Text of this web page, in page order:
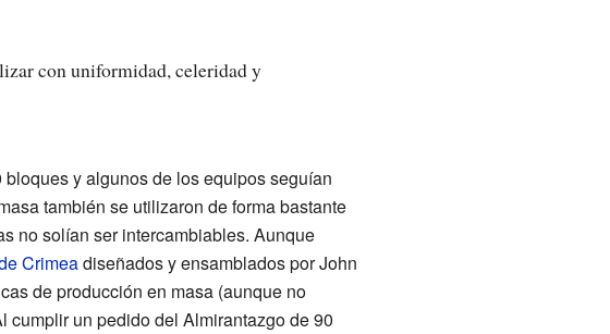
con uniformidad, celeridad y
y algunos de los equipos seguían
también se utilizaron de forma bastante
no solían ser intercambiables. Aunque
Crimeadiseñados y ensamblados por John
de producción en masa (aunque no
cumplir un pedido del Almirantazgo de 90